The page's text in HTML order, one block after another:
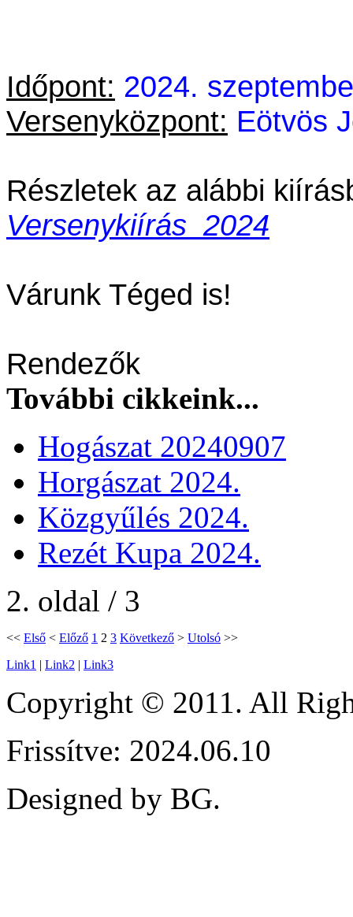
Időpont: 2024.
Versenyközpont: Eötvös
Részletek az alábbi
Versenykiírás_2024
Várunk Téged is!
Rendezők
További cikkeink...
Hogászat 20240907
Horgászat 2024.
Közgyűlés 2024.
Rezét Kupa 2024.
2. oldal / 3
<< Első < Előző 1 2 3 Következő > Utolsó >>
Link1 | Link2 | Link3
Copyright © 2011. All
Frissítve: 2024.06.10
Designed by BG.